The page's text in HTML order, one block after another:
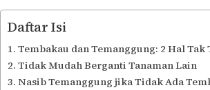
Daftar Isi
Tembakau dan Temanggung: 2 Hal Tak
Tidak Mudah Berganti Tanaman Lain
Nasib Temanggung jika Tidak Ada